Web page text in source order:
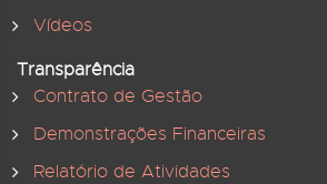
Vídeos
Transparência
Contrato de Gestão
Demonstrações Financeiras
Relatório de Atividades